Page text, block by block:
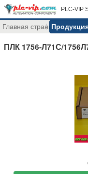
PLC-VIP
Главная страница
ПЛК 1756-Л71С/